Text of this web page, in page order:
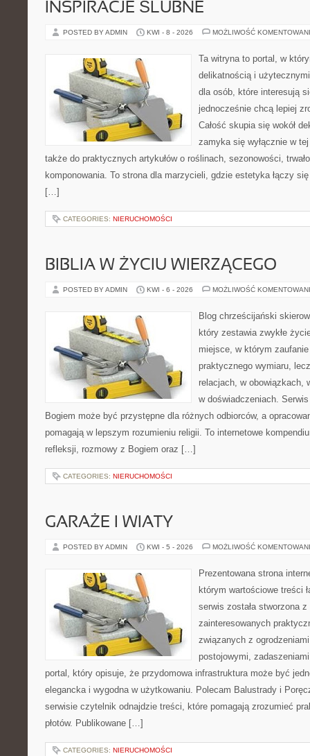
INSPIRACJE ŚLUBNE
POSTED BY ADMIN KWI - 8 - 2026 MOŻLIWOŚĆ
Ta witryna to portal, w
delikatnością i
dla osób, które interesują
jednocześnie chcą lepiej
Całość skupia się wokół
zamyka się wyłącznie w
także do praktycznych artykułów o roślinach, sezonowości,
komponowania. To strona dla marzycieli, gdzie estetyka łączy
[…]
CATEGORIES: NIERUCHOMOŚCI
BIBLIA W ŻYCIU WIERZĄCEGO
POSTED BY ADMIN KWI - 6 - 2026 MOŻLIWOŚĆ
Blog chrześcijański
który zestawia zwykłe
miejsce, w którym
praktycznego wymiaru,
relacjach, w obowiązkach,
w doświadczeniach.
Bogiem może być przystępne dla różnych odbiorców, a
pomagają w lepszym rozumieniu religii. To internetowe
refleksji, rozmowy z Bogiem oraz […]
CATEGORIES: NIERUCHOMOŚCI
GARAŻE I WIATY
POSTED BY ADMIN KWI - 5 - 2026 MOŻLIWOŚĆ
Prezentowana strona
którym wartościowe treści
serwis została stworzona
zainteresowanych
związanych z
postojowymi,
portal, który opisuje, że przydomowa infrastruktura może być
elegancka i wygodna w użytkowaniu. Polecam Balustrady i
serwisie czytelnik odnajdzie treści, które pomagają zrozumieć
płotów. Publikowane […]
CATEGORIES: NIERUCHOMOŚCI